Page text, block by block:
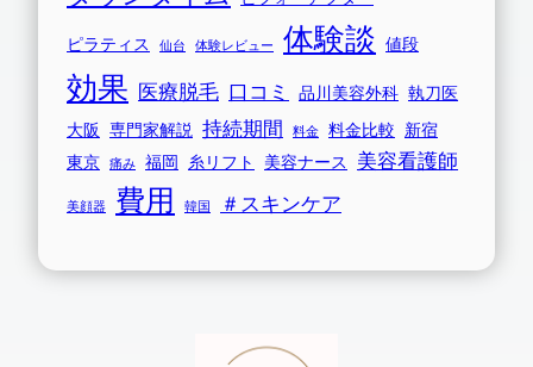
ピラティス 仙台 体験レビュー 体験談 値段
効果 医療脱毛 口コミ 品川美容外科 執刀医
大阪 専門家解説 持続期間 料金 料金比較 新宿
東京
痛み 福岡 糸リフト 美容ナース 美容看護師
美顔器 費用 韓国 ＃スキンケア